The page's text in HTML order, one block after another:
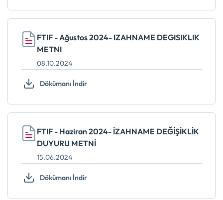
FTIF - Ağustos 2024- IZAHNAME DEGISIKLIK
METNI
08.10.2024
Dökümanı İndir
FTIF - Haziran 2024- İZAHNAME DEĞİŞİKLİK
DUYURU METNİ
15.06.2024
Dökümanı İndir